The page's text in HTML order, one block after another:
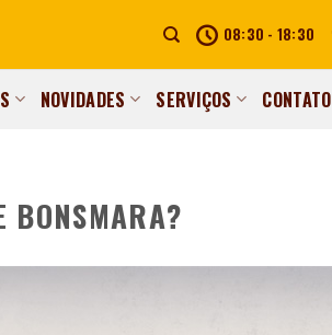
08:30 - 18:30
NOVIDADES SERVIÇOS CONTATO
BONSMARA?